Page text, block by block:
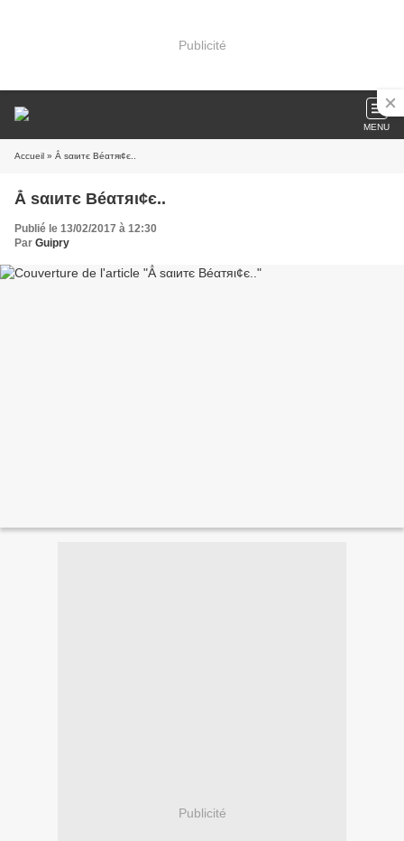
Publicité
MENU
Accueil » Ẳ ѕαιитє Béαтяι¢є..
Ẳ ѕαιитє Béαтяι¢є..
Publié le 13/02/2017 à 12:30
Par Guipry
Publicité